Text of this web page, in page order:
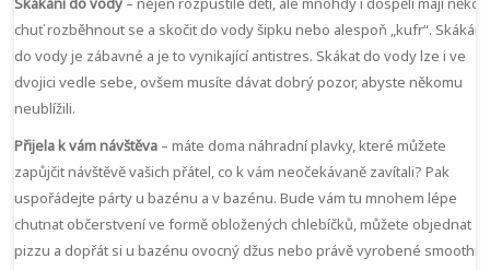
chuť rozběhnout se a skočit do vody šipku nebo alespoň „kufr“. Skákání
do vody je zábavné a je to vynikající antistres. Skákat do vody lze i ve
dvojici vedle sebe, ovšem musíte dávat dobrý pozor, abyste někomu
neublížili.
Přijela k vám návštěva – máte doma náhradní plavky, které můžete
zapůjčit návštěvě vašich přátel, co k vám neočekávaně zavítali? Pak
uspořádejte párty u bazénu a v bazénu. Bude vám tu mnohem lépe
chutnat občerstvení ve formě obložených chlebíčků, můžete objednat
pizzu a dopřát si u bazénu ovocný džus nebo právě vyrobené smoothie.